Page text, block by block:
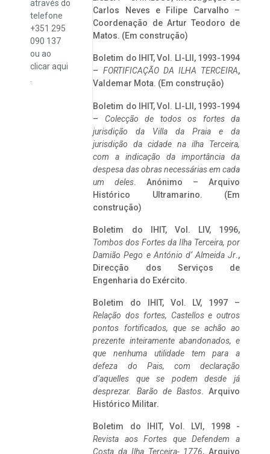
através do
telefone
+351 295
090 137
ou ao
clicaraqui
Carlos Neves e Filipe Carvalho –
Coordenação de Artur Teodoro de
Matos. (Em construção)
Boletim do IHIT, Vol. LI-LII, 1993-1994
– FORTIFICAÇÃO DA ILHA TERCEIRA,
Valdemar Mota. (Em construção)
Boletim do IHIT, Vol. LI-LII, 1993-1994
– Colecção de todos os fortes da
jurisdição da Villa da Praia e da
jurisdição da cidade na ilha Terceira,
com a indicação da importância da
despesa das obras necessárias em cada
um deles. Anónimo – Arquivo
Histórico Ultramarino. (Em
construção)
Boletim do IHIT, Vol. LIV, 1996,
Tombos dos Fortes da Ilha Terceira, por
Damião Pego e António d’ Almeida Jr.,
Direcção dos Serviços de
Engenharia do Exército.
Boletim do IHIT, Vol. LV, 1997 –
Relação dos fortes, Castellos e outros
pontos fortificados, que se achão ao
prezente inteiramente abandonados, e
que nenhuma utilidade tem para a
defeza do Pais, com declaração
d’aquelles que se podem desde já
desprezar. Barão de Bastos. Arquivo
Histórico Militar.
Boletim do IHIT, Vol. LVI, 1998 -
Revista aos Fortes que Defendem a
Costa da Ilha Terceira- 1776, Arquivo